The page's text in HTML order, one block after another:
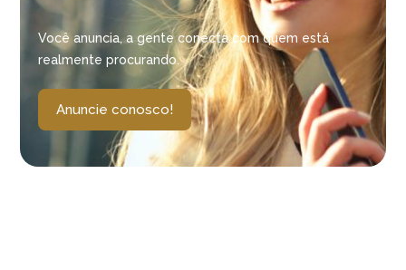
Você anuncia, a gente conecta com quem está
realmente procurando.
Anuncie conosco!